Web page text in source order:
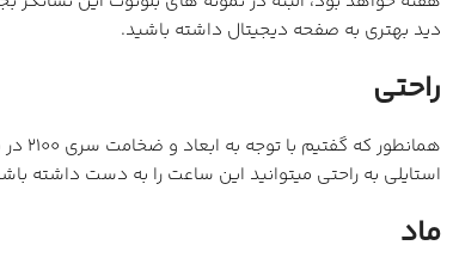
دید بهتری به صفحه دیجیتال داشته باشید.
راحتی
استایلی به راحتی میتوانید این ساعت را به دست
ماد